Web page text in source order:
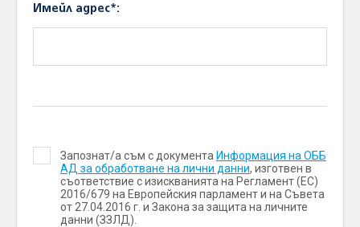
Имейл адрес*:
Запознат/а съм с документа Информация на ОББ
АД за обработване на лични данни, изготвен в
съответствие с изискванията на Регламент (ЕС)
2016/679 на Европейския парламент и на Съвета
от 27.04.2016 г. и Закона за защита на личните
данни (ЗЗЛД).